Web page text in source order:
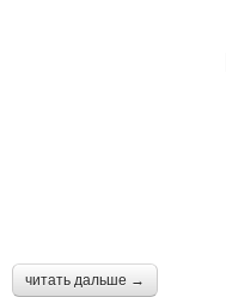
читать дальше →